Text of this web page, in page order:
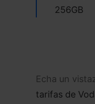
256GB
Echa un
tarifas de